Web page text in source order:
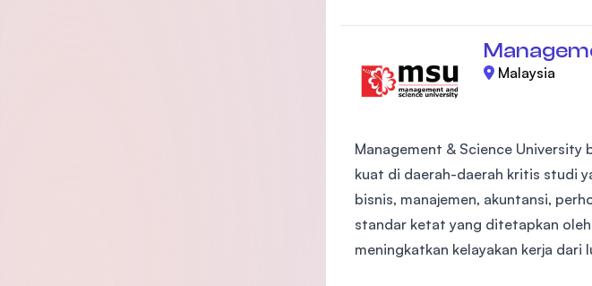
Malaysia
Management & Science University
kuat di daerah-daerah kritis studi
bisnis, manajemen, akuntansi,
standar ketat yang ditetapkan
meningkatkan kelayakan kerja dari